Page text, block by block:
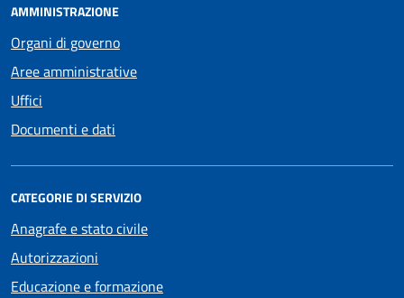
AMMINISTRAZIONE
Organi di governo
Aree amministrative
Uffici
Documenti e dati
CATEGORIE DI SERVIZIO
Anagrafe e stato civile
Autorizzazioni
Educazione e formazione